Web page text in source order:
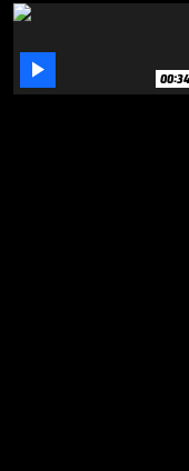
 00:34